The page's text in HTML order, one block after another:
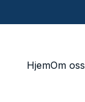
HjemOm oss